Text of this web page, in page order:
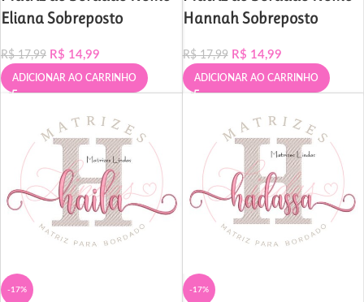
Eliana Sobreposto
R$17,99 R$ 14,99
ADICIONAR AO CARRINHO
Hannah Sobreposto
R$17,99 R$ 14,99
ADICIONAR AO CARRINHO
-17% -17%